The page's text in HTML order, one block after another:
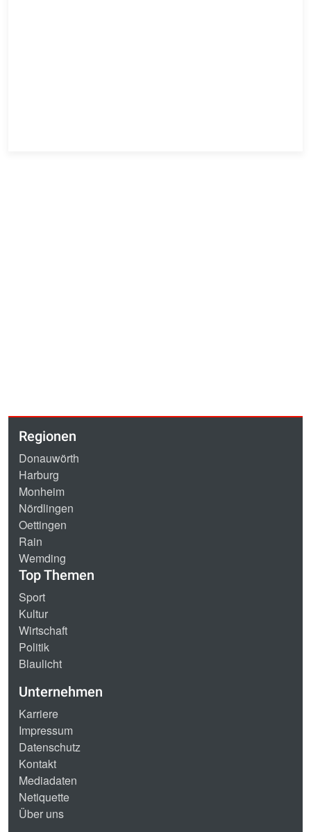
Regionen
Donauwörth
Harburg
Monheim
Nördlingen
Oettingen
Rain
Wemding
Top Themen
Sport
Kultur
Wirtschaft
Politik
Blaulicht
Unternehmen
Karriere
Impressum
Datenschutz
Kontakt
Mediadaten
Netiquette
Über uns